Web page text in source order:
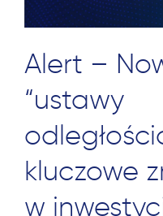
Alert –
“ustawy
kluczowe
w